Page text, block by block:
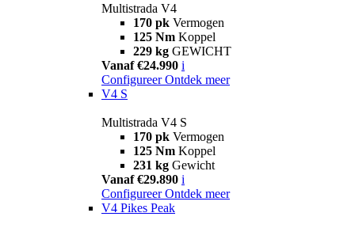
Multistrada V4
170 pk Vermogen
125 Nm Koppel
229 kg GEWICHT
Vanaf €24.990 i
Configureer Ontdek meer
V4 S
Multistrada V4 S
170 pk Vermogen
125 Nm Koppel
231 kg Gewicht
Vanaf €29.890 i
Configureer Ontdek meer
V4 Pikes Peak